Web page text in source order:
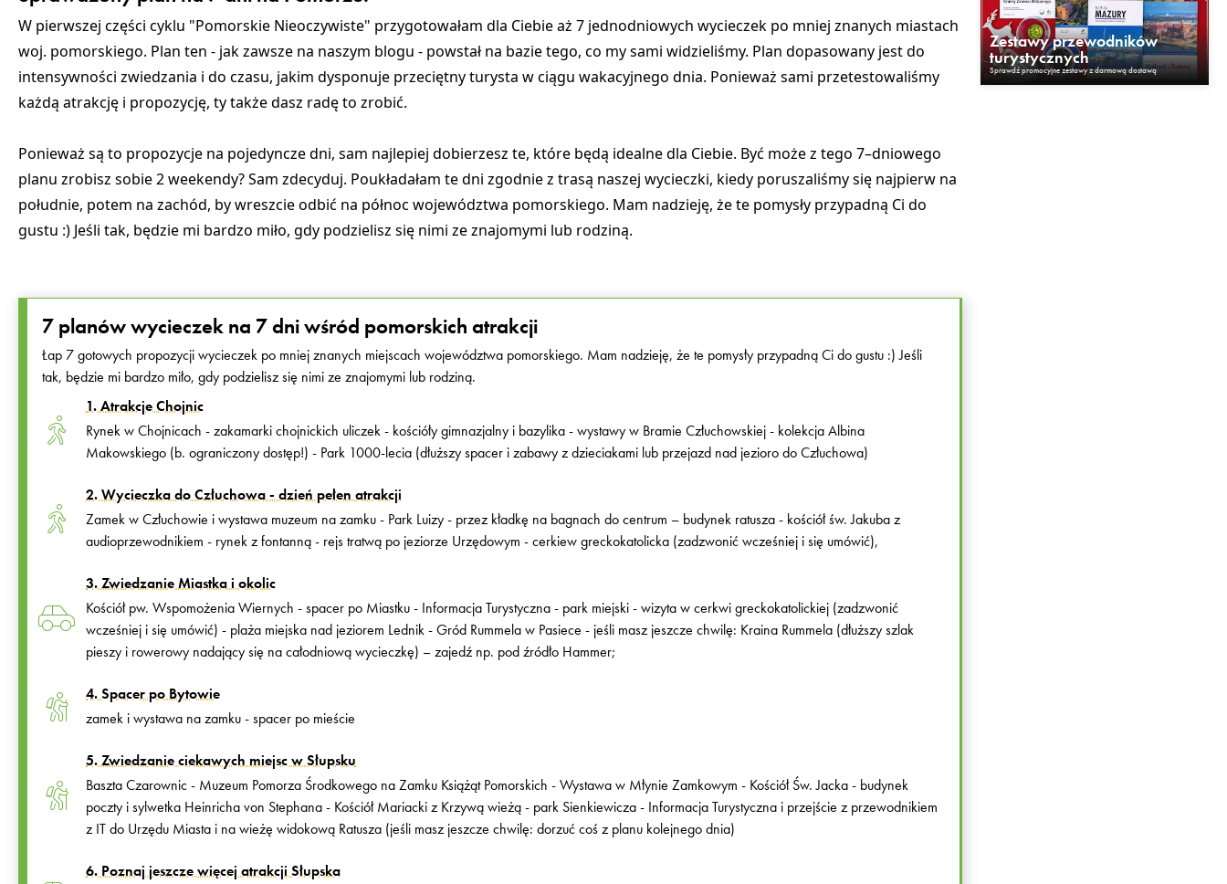
W pierwszej części cyklu "Pomorskie Nieoczywiste" przygotowałam dla Ciebie aż 7 jednodniowych wycieczek po mniej znanych miastach
woj. pomorskiego. Plan ten - jak zawsze na naszym blogu - powstał na bazie tego, co my sami widzieliśmy. Plan dopasowany jest do
intensywności zwiedzania i do czasu, jakim dysponuje przeciętny turysta w ciągu wakacyjnego dnia. Ponieważ sami przetestowaliśmy
każdą atrakcję i propozycję, ty także dasz radę to zrobić.
Ponieważ są to propozycje na pojedyncze dni, sam najlepiej dobierzesz te, które będą idealne dla Ciebie. Być może z tego 7–dniowego
planu zrobisz sobie 2 weekendy? Sam zdecyduj. Poukładałam te dni zgodnie z trasą naszej wycieczki, kiedy poruszaliśmy się najpierw na
południe, potem na zachód, by wreszcie odbić na północ województwa pomorskiego. Mam nadzieję, że te pomysły przypadną Ci do
gustu :) Jeśli tak, będzie mi bardzo miło, gdy podzielisz się nimi ze znajomymi lub rodziną.
7 planów wycieczek na 7 dni wśród pomorskich atrakcji
Łap 7 gotowych propozycji wycieczek po mniej znanych miejscach województwa pomorskiego. Mam nadzieję, że te pomysły przypadną Ci do gustu :) Jeśli
tak, będzie mi bardzo miło, gdy podzielisz się nimi ze znajomymi lub rodziną.
1. Atrakcje Chojnic
Rynek w Chojnicach - zakamarki chojnickich uliczek - kościóły gimnazjalny i bazylika - wystawy w Bramie Człuchowskiej - kolekcja Albina
Makowskiego (b. ograniczony dostęp!) - Park 1000-lecia (dłuższy spacer i zabawy z dzieciakami lub przejazd nad jezioro do Człuchowa)
2. Wycieczka do Człuchowa - dzień pełen atrakcji
Zamek w Człuchowie i wystawa muzeum na zamku - Park Luizy - przez kładkę na bagnach do centrum – budynek ratusza - kościół św. Jakuba z
audioprzewodnikiem - rynek z fontanną - rejs tratwą po jeziorze Urzędowym - cerkiew greckokatolicka (zadzwonić wcześniej i się umówić),
3. Zwiedzanie Miastka i okolic
Kościół pw. Wspomożenia Wiernych - spacer po Miastku - Informacja Turystyczna - park miejski - wizyta w cerkwi greckokatolickiej (zadzwonić
wcześniej i się umówić) - plaża miejska nad jeziorem Lednik - Gród Rummela w Pasiece - jeśli masz jeszcze chwilę: Kraina Rummela (dłuższy szlak
pieszy i rowerowy nadający się na całodniową wycieczkę) – zajedź np. pod źródło Hammer;
4. Spacer po Bytowie
zamek i wystawa na zamku - spacer po mieście
5. Zwiedzanie ciekawych miejsc w Słupsku
Baszta Czarownic - Muzeum Pomorza Środkowego na Zamku Książąt Pomorskich - Wystawa w Młynie Zamkowym - Kościół Św. Jacka - budynek
poczty i sylwetka Heinricha von Stephana - Kościół Mariacki z Krzywą wieżą - park Sienkiewicza - Informacja Turystyczna i przejście z przewodnikiem
z IT do Urzędu Miasta i na wieżę widokową Ratusza (jeśli masz jeszcze chwilę: dorzuć coś z planu kolejnego dnia)
6. Poznaj jeszcze więcej atrakcji Słupska
Zestawy przewodników
turystycznych
Sprawdź promocyjne zestawy z darmową dostawą